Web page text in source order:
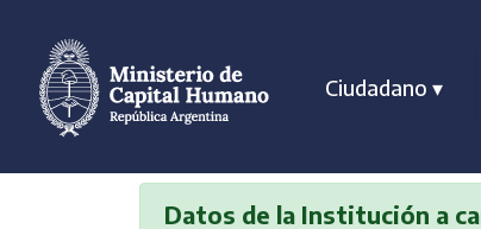
Ciudadano ▾
Datos de la Institución a